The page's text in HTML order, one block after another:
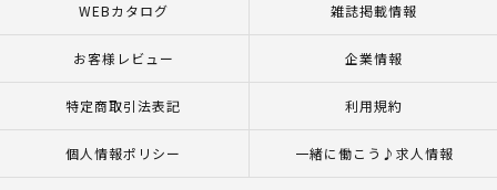
WEBカタログ 雑誌掲載情報
お客様レビュー 企業情報
特定商取引法表記 利用規約
個人情報ポリシー 一緒に働こう♪求人情報